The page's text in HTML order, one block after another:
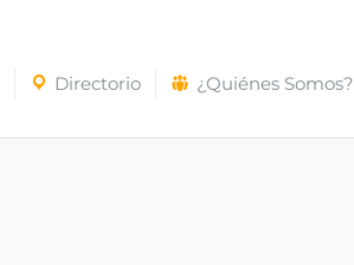
Directorio ¿Quiénes Somos?